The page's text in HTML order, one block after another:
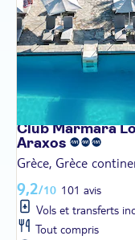
Club Marmara
Araxos
Grèce, Grèce
9,2/10 101 avis
Vols et transferts
Tout compris